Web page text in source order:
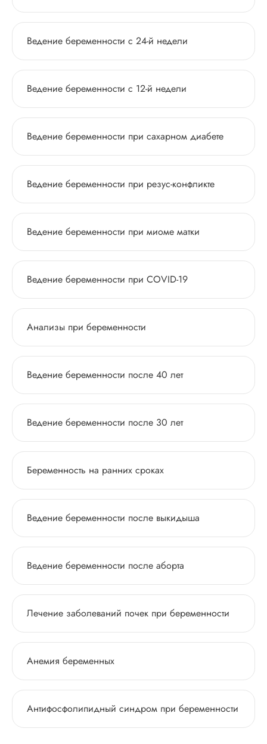
Ведение беременности с 24-й недели
Ведение беременности с 12-й недели
Ведение беременности при сахарном диабете
Ведение беременности при резус-конфликте
Ведение беременности при миоме матки
Ведение беременности при COVID-19
Анализы при беременности
Ведение беременности после 40 лет
Ведение беременности после 30 лет
Беременность на ранних сроках
Ведение беременности после выкидыша
Ведение беременности после аборта
Лечение заболеваний почек при беременности
Анемия беременных
Антифосфолипидный синдром при беременности